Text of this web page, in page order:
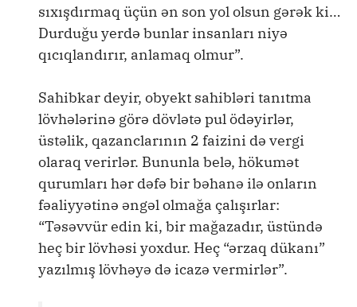
sıxışdırmaq üçün ən son yol olsun gərək ki…
Durduğu yerdə bunlar insanları niyə
qıcıqlandırır, anlamaq olmur”.
Sahibkar deyir, obyekt sahibləri tanıtma
lövhələrinə görə dövlətə pul ödəyirlər,
üstəlik, qazanclarının 2 faizini də vergi
olaraq verirlər. Bununla belə, hökumət
qurumları hər dəfə bir bəhanə ilə onların
fəaliyyətinə əngəl olmağa çalışırlar:
“Təsəvvür edin ki, bir mağazadır, üstündə
heç bir lövhəsi yoxdur. Heç “ərzaq dükanı”
yazılmış lövhəyə də icazə vermirlər”.